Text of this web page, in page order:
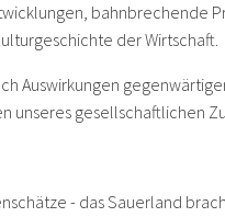
bahnbrechende
der Wirtschaft.
Auswirkungen
unseres gesellschaftlichen
- das Sauerland